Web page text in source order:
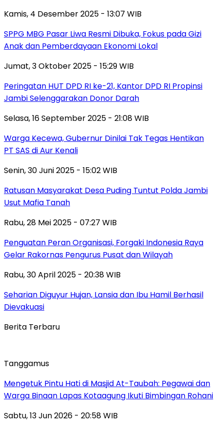
Kamis, 4 Desember 2025 - 13:07 WIB
SPPG MBG Pasar Liwa Resmi Dibuka, Fokus pada Gizi
Anak dan Pemberdayaan Ekonomi Lokal
Jumat, 3 Oktober 2025 - 15:29 WIB
Peringatan HUT DPD RI ke-21, Kantor DPD RI Propinsi
Jambi Selenggarakan Donor Darah
Selasa, 16 September 2025 - 21:08 WIB
Warga Kecewa, Gubernur Dinilai Tak Tegas Hentikan
PT SAS di Aur Kenali
Senin, 30 Juni 2025 - 15:02 WIB
Ratusan Masyarakat Desa Puding Tuntut Polda Jambi
Usut Mafia Tanah
Rabu, 28 Mei 2025 - 07:27 WIB
Penguatan Peran Organisasi, Forgaki Indonesia Raya
Gelar Rakornas Pengurus Pusat dan Wilayah
Rabu, 30 April 2025 - 20:38 WIB
Seharian Diguyur Hujan, Lansia dan Ibu Hamil Berhasil
Dievakuasi
Berita Terbaru
Tanggamus
Mengetuk Pintu Hati di Masjid At-Taubah: Pegawai dan
Warga Binaan Lapas Kotaagung Ikuti Bimbingan Rohani
Sabtu, 13 Jun 2026 - 20:58 WIB